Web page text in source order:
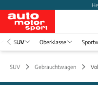
SUV Oberklasse
SUV Gebrauchtwagen